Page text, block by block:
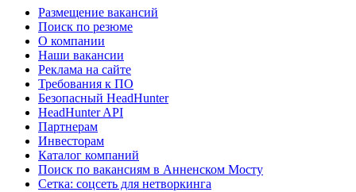
Размещение вакансий
Поиск по резюме
О компании
Наши вакансии
Реклама на сайте
Требования к ПО
Безопасный HeadHunter
HeadHunter API
Партнерам
Инвесторам
Каталог компаний
Поиск по вакансиям в Анненском Мосту
Сетка: соцсеть для нетворкинга